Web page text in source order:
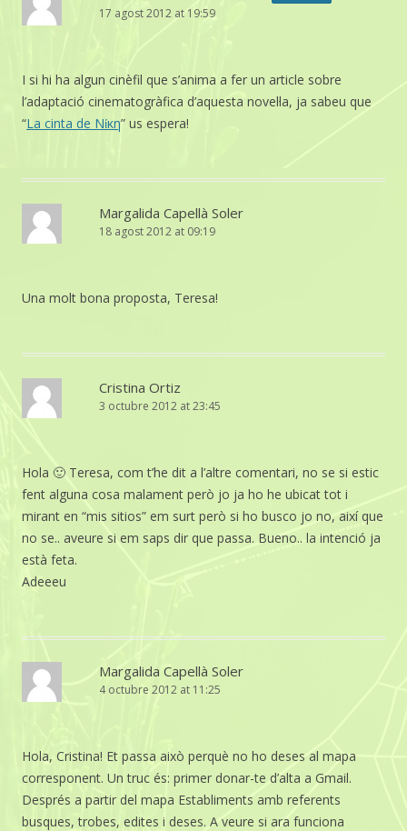
17 agost 2012 at 19:59
I si hi ha algun cinèfil que s’anima a fer un article sobre
l’adaptació cinematogràfica d’aquesta novel·la, ja sabeu que
“La cinta de Nίκη” us espera!
Margalida Capellà Soler
18 agost 2012 at 09:19
Una molt bona proposta, Teresa!
Cristina Ortiz
3 octubre 2012 at 23:45
Hola 🙂 Teresa, com t’he dit a l’altre comentari, no se si estic
fent alguna cosa malament però jo ja ho he ubicat tot i
mirant en “mis sitios” em surt però si ho busco jo no, així que
no se.. aveure si em saps dir que passa. Bueno.. la intenció ja
està feta.
Adeeeu
Margalida Capellà Soler
4 octubre 2012 at 11:25
Hola, Cristina! Et passa això perquè no ho deses al mapa
corresponent. Un truc és: primer donar-te d’alta a Gmail.
Després a partir del mapa Establiments amb referents
busques, trobes, edites i deses. A veure si ara funciona